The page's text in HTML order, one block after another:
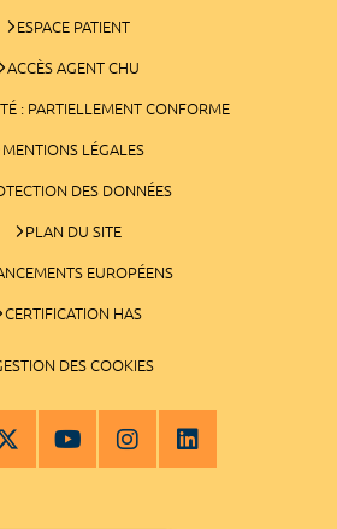
ESPACE PATIENT
ACCÈS AGENT CHU
: PARTIELLEMENT CONFORME
MENTIONS LÉGALES
DES DONNÉES
PLAN DU SITE
EUROPÉENS
CERTIFICATION HAS
DES COOKIES